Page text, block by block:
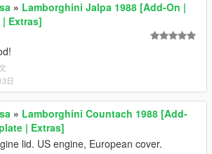
» Lamborghini Jalpa 1988 [Add-On |
| Extras]
日
» Lamborghini Countach 1988 [Add-
| Extras]
lid. US engine, European cover.